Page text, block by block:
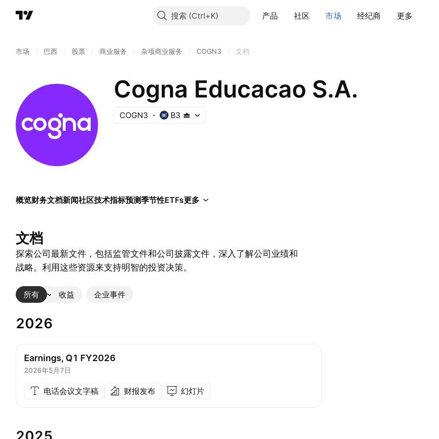
搜索 产品 社区 市场 经纪商 更多
市场 巴西 股票 商业服务 杂项商业服务 COGN3 文档
Cogna Educacao S.A.
COGN3 B3
概览财务文档新闻社区技术指标预测季节性ETFs更多
文档
探索公司最新文件，包括监管文件和公司披露文件，深入了解公司业绩和
战略。利用这些资源来支持明智的投资决策。
所有 收益 企业事件
更多
2026
Earnings, Q1 FY2026
2026年5月7日
电话会议文字稿 财报发布 幻灯片